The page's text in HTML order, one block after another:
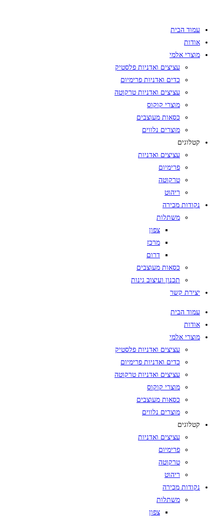
עמוד הבית
אודות
מוצרי אלמי
עציצים ואדניות פלסטיק
כדים ואדניות פרימיום
עציצים ואדניות טרקוטה
מוצרי קוקוס
כסאות מעוצבים
מוצרים נלווים
קטלוגים
עציצים ואדניות
פרימיום
טרקוטה
ריהוט
נקודות מכירה
משתלות
צפון
מרכז
דרום
כסאות מעוצבים
תכנון ועיצוב גינות
יצירת קשר
עמוד הבית
אודות
מוצרי אלמי
עציצים ואדניות פלסטיק
כדים ואדניות פרימיום
עציצים ואדניות טרקוטה
מוצרי קוקוס
כסאות מעוצבים
מוצרים נלווים
קטלוגים
עציצים ואדניות
פרימיום
טרקוטה
ריהוט
נקודות מכירה
משתלות
צפון